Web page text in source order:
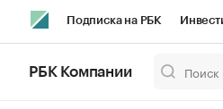
Подписка на РБК
РБК Компании